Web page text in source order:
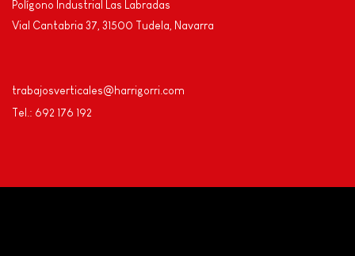
Polígono Industrial Las Labradas
Vial Cantabria 37, 31500 Tudela, Navarra
trabajosverticales@harrigorri.com
Tel.: 692 176 192